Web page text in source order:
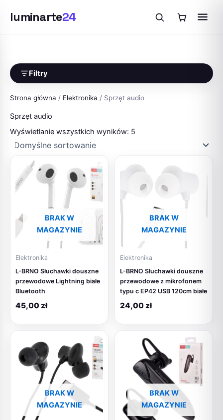
luminarte24
treści
Filtry
Strona główna / Elektronika / Sprzęt audio
Sprzęt audio
Wyświetlanie wszystkich wyników: 5
BRAK W
MAGAZYNIE
Elektronika
L-BRNO Słuchawki douszne
przewodowe Lightning białe
Bluetooth
45,00 zł
BRAK W
MAGAZYNIE
Elektronika
L-BRNO Słuchawki douszne
przewodowe z mikrofonem
typu c EP42 USB 120cm białe
24,00 zł
BRAK W
MAGAZYNIE
BRAK W
MAGAZYNIE